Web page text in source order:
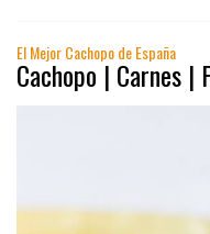
El Mejor Cachopo de España
Cachopo | Carnes |